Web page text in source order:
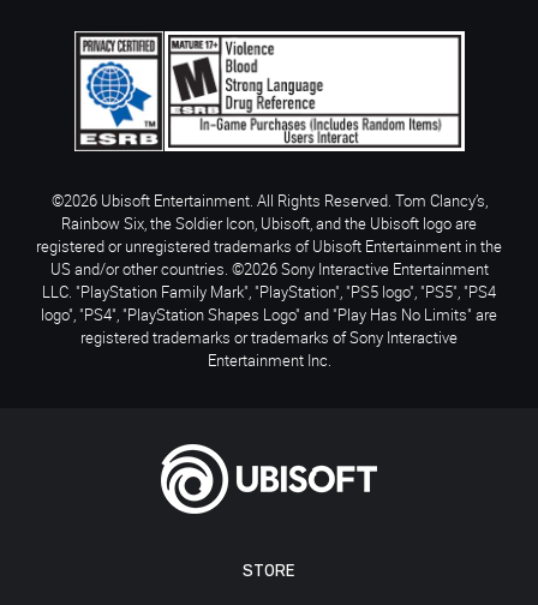
STORE
©2026 Ubisoft Entertainment. All Rights Reserved. Tom Clancy’s,
Rainbow Six, the Soldier Icon, Ubisoft, and the Ubisoft logo are
registered or unregistered trademarks of Ubisoft Entertainment in the
US and/or other countries. ©2026 Sony Interactive Entertainment
LLC. "PlayStation Family Mark", "PlayStation", "PS5 logo", "PS5", "PS4
logo", "PS4", "PlayStation Shapes Logo" and "Play Has No Limits" are
registered trademarks or trademarks of Sony Interactive
Entertainment Inc.